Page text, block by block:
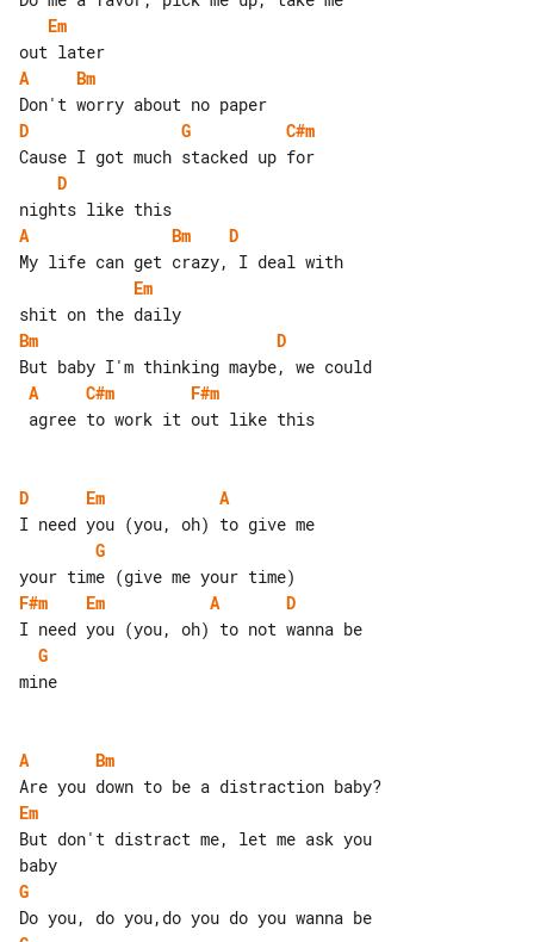
Em
A
Bm
D
G
C#m
D
A
Bm
D
Em
Bm
D
A
C#m
F#m
D Em
A
G
F#m
Em A
D
G
mine
A
Bm
Em
But don't distract me, let me ask you
G